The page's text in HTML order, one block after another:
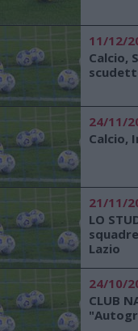
11/12/
Calcio,
24/11/
Calcio,
21/11/
LO
Lazio
24/10/
CLUB